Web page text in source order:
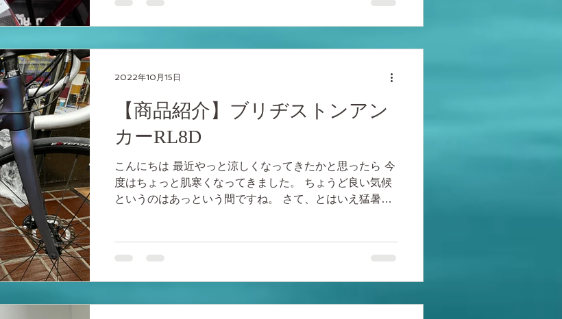
【商品紹介】ブリヂストンアン
カーRL8D
こんにちは 最近やっと涼しくなってきたかと思ったら 今
度はちょっと肌寒くなってきました。 ちょうど良い気候
というのはあっという間ですね。 さて、とはいえ猛暑に
2022年10月15日